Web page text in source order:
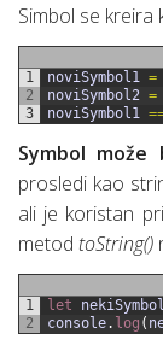
Simbol se kreira
1
2
3
noviSymbol1 =
noviSymbol2 =
noviSymbol1
Symbol
prosledi kao
ali je koristan
metod toString()
1
2
let nekiSymbol
console. log (